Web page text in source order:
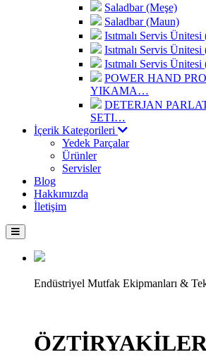
Saladbar (Meşe)
Saladbar (Maun)
Isıtmalı Servis
Isıtmalı Servis
Isıtmalı Servis
POWER HAND
YIKAMA…
DETERJAN
SETI…
İçerik Kategorileri
Yedek Parçalar
Ürünler
Servisler
Blog
Hakkımızda
İletişim
Endüstriyel Mutfak Ekipmanları &